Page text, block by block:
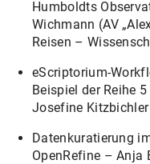
Humboldts
Wichmann (AV
Reisen –
eScriptorium-
Beispiel der Reihe
Josefine Kitzbichler
Datenkuratierung
OpenRefine – Anja